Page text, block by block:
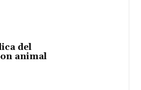
del
animal